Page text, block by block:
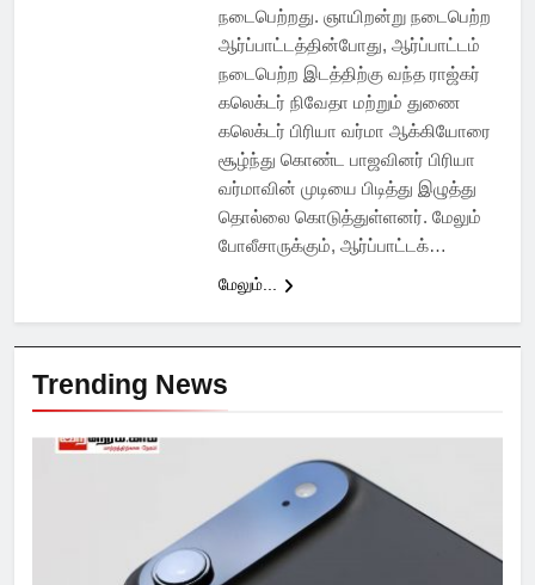
நடைபெற்றது. ஞாயிறன்று நடைபெற்ற
ஆர்ப்பாட்டத்தின்போது, ஆர்ப்பாட்டம்
நடைபெற்ற இடத்திற்கு வந்த ராஜ்கர்
கலெக்டர் நிவேதா மற்றும் துணை
கலெக்டர் பிரியா வர்மா ஆக்கியோரை
சூழ்ந்து கொண்ட பாஜவினர் பிரியா
வர்மாவின் முடியை பிடித்து இழுத்து
தொல்லை கொடுத்துள்ளனர். மேலும்
போலீசாருக்கும், ஆர்ப்பாட்டக்…
மேலும்...
Trending News